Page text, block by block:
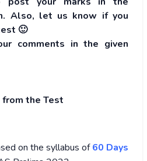
Also, let us know if you
🙂
comments in the given
from the Test
on the syllabus of60 Days